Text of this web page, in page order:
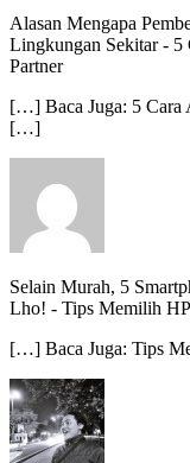
Alasan Mengapa
Lingkungan Sekitar- 5
Partner
[…] Baca Juga: 5 Cara
[…]
Selain Murah, 5
Lho! - Tips Memilih
[…] Baca Juga: Tips